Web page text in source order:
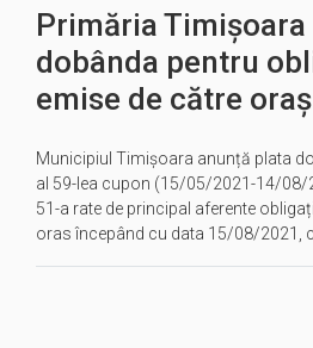
Primăria
dobânda pentru
emise de către oraș
Municipiul Timișoara anunță plata
al 59-lea cupon (15/05/2021-14/08/
51-a rate de principal aferente
oras începând cu data 15/08/2021,